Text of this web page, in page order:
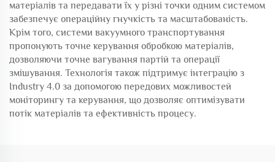
матеріалів та передавати їх у різні точки одним системом
забезпечує операційну гнучкість та масштабованість.
Крім того, системи вакуумного транспортування
пропонують точне керування обробкою матеріалів,
дозволяючи точне вагування партій та операції
змішування. Технологія також підтримує інтеграцію з
Industry 4.0 за допомогою передових можливостей
моніторингу та керування, що дозволяє оптимізувати
потік матеріалів та ефективність процесу.